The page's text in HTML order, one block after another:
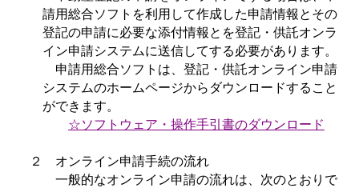
請用総合ソフトを利用して作成した申請情報とその
登記の申請に必要な添付情報とを登記・供託オンラ
イン申請システムに送信してする必要があります。
申請用総合ソフトは、登記・供託オンライン申請
システムのホームページからダウンロードすること
ができます。
☆ソフトウェア・操作手引書のダウンロード
２ オンライン申請手続の流れ
一般的なオンライン申請の流れは、次のとおりで